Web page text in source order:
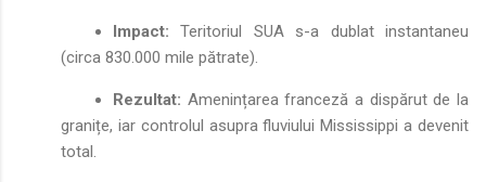
Impact: Teritoriul SUA s-a dublat instantaneu
(circa 830.000 mile pătrate).
Rezultat: Amenințarea franceză a dispărut de la
granițe, iar controlul asupra fluviului Mississippi a devenit
total.